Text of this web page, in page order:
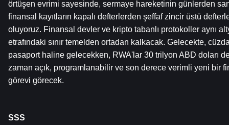
örtüşen evrimi sayesinde, sermaye hareketinin günlerden
finansal kayıtların kapalı defterlerden şeffaf zincir üstü
oluyoruz. Finansal devler ve kripto tabanlı protokoller aynı
etrafındaki sınır temelden ortadan kalkacak. Gelecekte,
pasaport haline gelecekken, RWA'lar 30 trilyon ABD doları
zaman açık, programlanabilir ve son derece verimli yeni bir
görevi görecek.
SSS